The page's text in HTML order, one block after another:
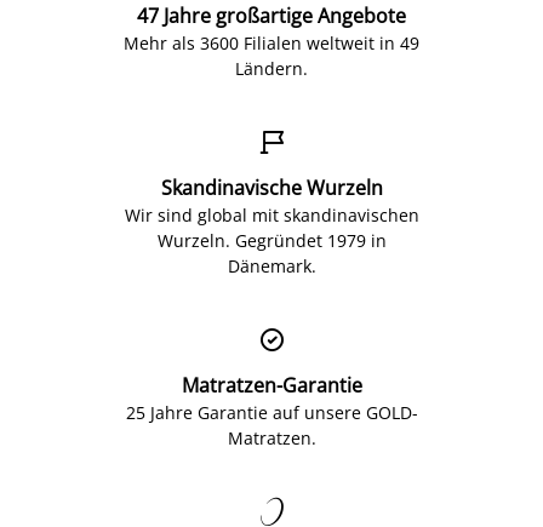
47 Jahre großartige Angebote
Mehr als 3600 Filialen weltweit in 49
Ländern.

Skandinavische Wurzeln
Wir sind global mit skandinavischen
Wurzeln. Gegründet 1979 in
Dänemark.

Matratzen-Garantie
25 Jahre Garantie auf unsere GOLD-
Matratzen.
